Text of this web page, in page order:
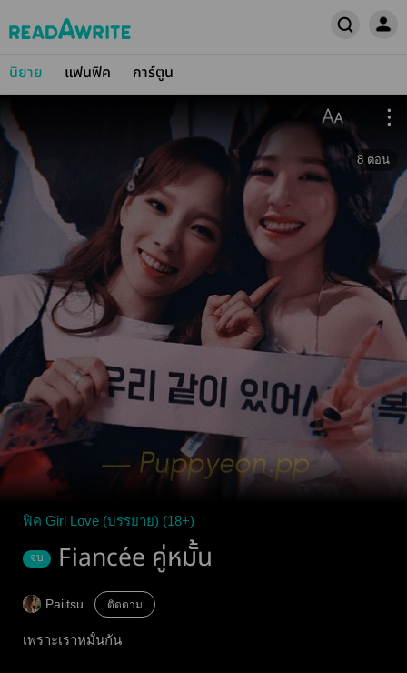
นิยาย แฟนฟิค การ์ตูน
8 ตอน
ฟิค Girl Love (บรรยาย) (18+)
จบ Fiancée คู่หมั้น
Paiitsu ติดตาม
เพราะเราหมั้นกัน